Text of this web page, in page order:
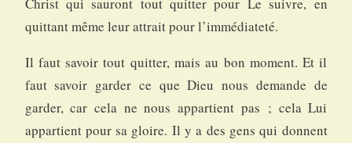
Christ qui sauront tout quitter pour Le suivre, en
quittant même leur attrait pour l’immédiateté.
Il faut savoir tout quitter, mais au bon moment. Et il
faut savoir garder ce que Dieu nous demande de
garder, car cela ne nous appartient pas ; cela Lui
appartient pour sa gloire. Il y a des gens qui donnent